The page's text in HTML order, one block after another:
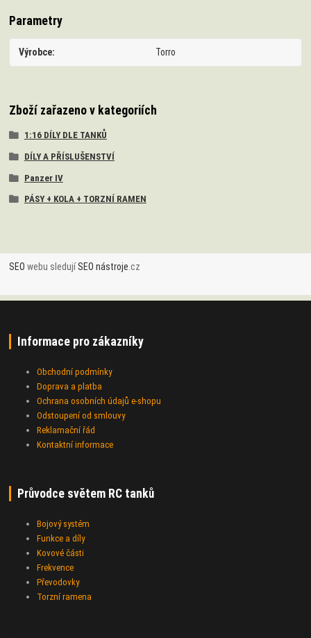
Parametry
Výrobce Torro
Zboží zařazeno v kategoriích
1:16 DÍLY DLE TANKŮ
DÍLY A PŘÍSLUŠENSTVÍ
Panzer IV
PÁSY + KOLA + TORZNÍ RAMEN
SEO webu sledujíSEO nástroje .cz
Informace pro zákazníky
Obchodní podmínky
Doprava a platba
Ochrana osobních údajů e-shopu
Odstoupení od smlouvy
Reklamační řád
Kontaktní informace
Průvodce světem RC tanků
Bojový systém
Funkce a díly
Kovové části
Frekvence
Převodovky
Torzní ramena